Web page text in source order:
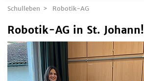
Schulleben Robotik-AG
Robotik-AG in St. Johann!